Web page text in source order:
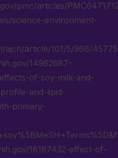
pmc/articles/
science-environment-
ajcn/article/101/5/966/
14962687-
of-soy-milk-and-
and-lipid-
primary-
18187432-effect-of-